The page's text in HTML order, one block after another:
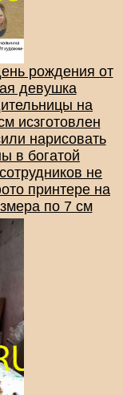
рождения от
девушка
на
исзготовлен
нарисовать
в богатой
не
принтере на
по 7 см